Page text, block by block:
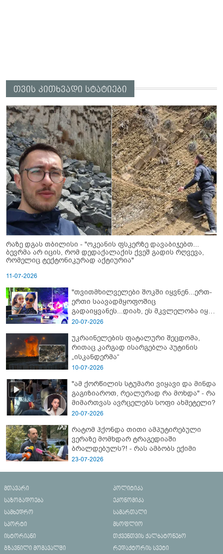
თვის კითხვადი სტატიები
რაზე დგას თბილისი - "ოკეანის ფსკერზე დავაბიჯებთ...
ბევრმა არ იცის, რომ დედაქალაქის ქვეშ გადის რღვევა,
რომელიც ტექტონიკურად აქტიურია"
11-07-2026
"თვითმხილველები შოკში იყვნენ...ერთ-
ერთი საავადმყოფოშიც
გადაიყვანეს...დიახ, ეს მკვლელობა იყო"
- გორში დატრიალებული ტრაგედიის
20-07-2026
უკრაინელების ფატალური შეცდომა,
რითაც კარგად ისარგებლა პუტინის
„ისკანდერმა“
10-07-2026
"ამ ქორწილის სტუმარი ვიყავი და მინდა
გაგიზიაროთ, რეალურად რა მოხდა" - რა
მიმართვას ავრცელებს სოფი ახმეტელი?
20-07-2026
რატომ ჰქონდა თითი ამპუტირებული
ვერაზე მომხდარ ტრაგედიაში
ბრალდებულს?! - რას ამბობს ექიმი
23-07-2026
მთავარი
პოლიტიკა
საზოგადოება
ეკონომიკა
სამხედრო
სამართალი
სპორტი
მსოფლიო
ისტორიანი
თქვენთვის ქალბატონებო
გზავნილი მომავალში
რედაქტორის სვეტი